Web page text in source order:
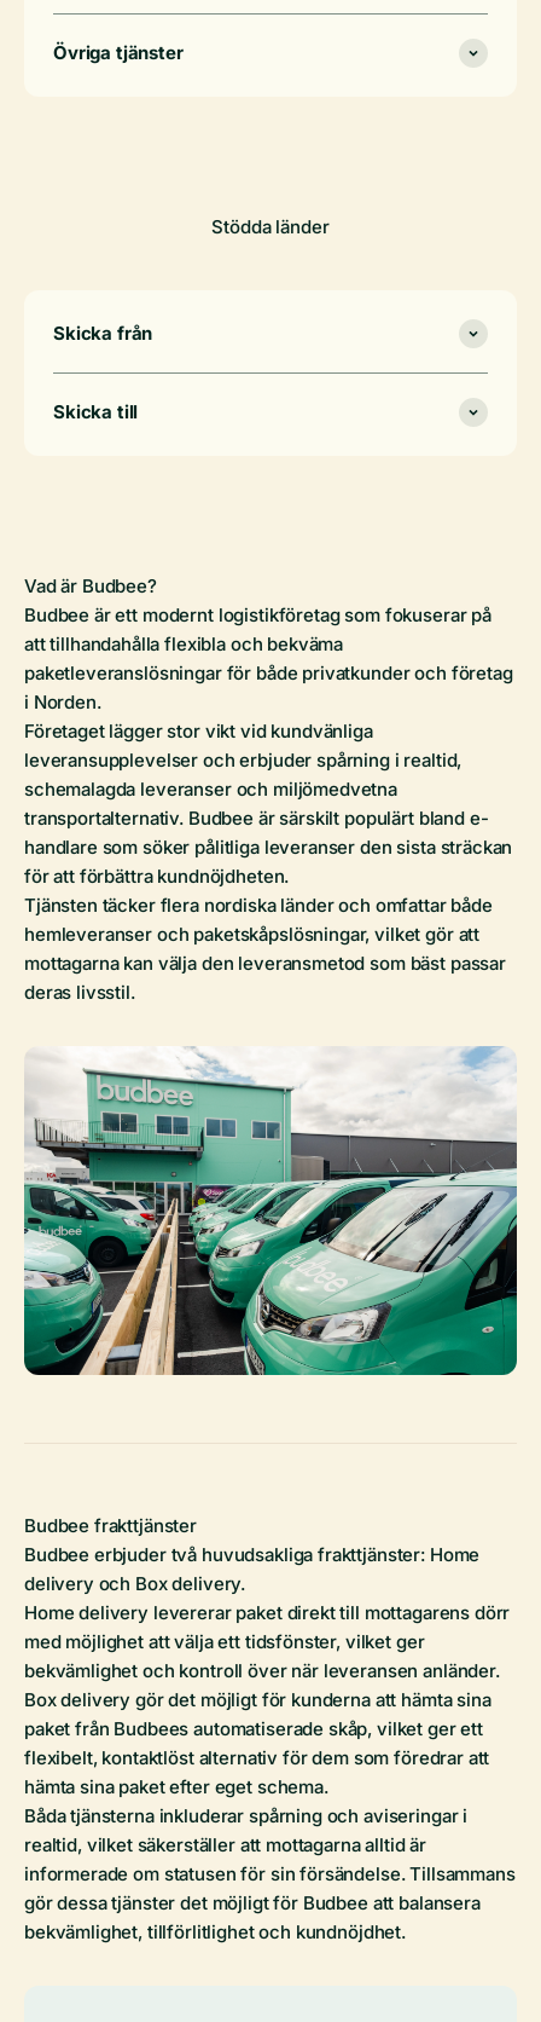
Övriga tjänster
Stödda länder
Skicka från
Skicka till
Vad är Budbee?
Budbee är ett modernt logistikföretag som fokuserar på
att tillhandahålla flexibla och bekväma
paketleveranslösningar för både privatkunder och företag
i Norden.
Företaget lägger stor vikt vid kundvänliga
leveransupplevelser och erbjuder spårning i realtid,
schemalagda leveranser och miljömedvetna
transportalternativ. Budbee är särskilt populärt bland e-
handlare som söker pålitliga leveranser den sista sträckan
för att förbättra kundnöjdheten.
Tjänsten täcker flera nordiska länder och omfattar både
hemleveranser och paketskåpslösningar, vilket gör att
mottagarna kan välja den leveransmetod som bäst passar
deras livsstil.
Budbee frakttjänster
Budbee erbjuder två huvudsakliga frakttjänster: Home
delivery och Box delivery.
Home delivery levererar paket direkt till mottagarens dörr
med möjlighet att välja ett tidsfönster, vilket ger
bekvämlighet och kontroll över när leveransen anländer.
Box delivery gör det möjligt för kunderna att hämta sina
paket från Budbees automatiserade skåp, vilket ger ett
flexibelt, kontaktlöst alternativ för dem som föredrar att
hämta sina paket efter eget schema.
Båda tjänsterna inkluderar spårning och aviseringar i
realtid, vilket säkerställer att mottagarna alltid är
informerade om statusen för sin försändelse. Tillsammans
gör dessa tjänster det möjligt för Budbee att balansera
bekvämlighet, tillförlitlighet och kundnöjdhet.